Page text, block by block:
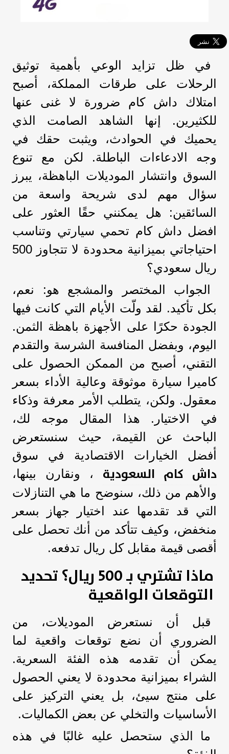
في ظل تزايد الوعي بأهمية توثيق
الرحلات على طرقات المملكة، أصبح
امتلاك داش كام ضرورة لا غنى عنها
للكثيرين. إنها الشاهد الصامت الذي
يحميك في الحوادث، ويثبت حقك في
وجه الادعاءات الباطلة. لكن مع تنوع
السوق وانتشار الموديلات الباهظة، يبرز
سؤال مهم لدى شريحة واسعة من
السائقين: هل يمكنني حقًا العثور على
افضل داش كام تحمي سيارتي وتناسب
احتياجاتي بميزانية محدودة لا تتجاوز 500
ريال سعودي؟
الجواب المختصر والمشجع هو: نعم،
بكل تأكيد. لقد ولّت الأيام التي كانت فيها
الجودة حكرًا على الأجهزة باهظة الثمن.
اليوم، وبفضل المنافسة الشرسة والتقدم
التقني، أصبح من الممكن الحصول على
كاميرا سيارة موثوقة وعالية الأداء بسعر
معقول. ولكن، يتطلب الأمر معرفة وذكاء
في الاختيار. هذا المقال موجه لك،
الباحث عن القيمة، حيث سنستعرض
أفضل الخيارات الاقتصادية في سوق
داش كام السعودية ، ونقارن بينها،
والأهم من ذلك، سنوضح ما هي التنازلات
التي قد تقدمها عند اختيار جهاز بسعر
منخفض، وكيف تتأكد من أنك تحصل على
أقصى قيمة مقابل كل ريال تدفعه.
ماذا تشتري بـ 500 ريال؟ تحديد
التوقعات الواقعية
قبل أن نستعرض الموديلات، من
الضروري أن نضع توقعات واقعية لما
يمكن أن تقدمه هذه الفئة السعرية.
الشراء بميزانية محدودة لا يعني الحصول
على منتج سيئ، بل يعني التركيز على
الأساسيات والتخلي عن بعض الكماليات.
ما الذي ستحصل عليه غالبًا في هذه